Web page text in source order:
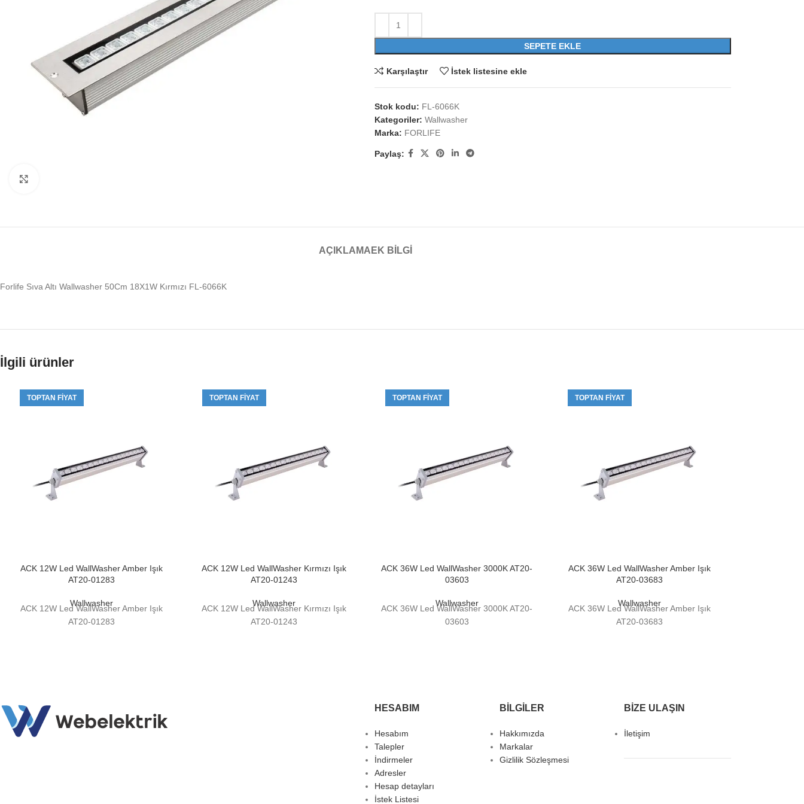
SEPETE EKLE
Karşılaştır İstek listesine ekle
Stok kodu: FL-6066K
Kategoriler: Wallwasher
Marka: FORLIFE
Paylaş:
AÇIKLAMA EK BILGI
Forlife Sıva Altı Wallwasher 50Cm 18X1W Kırmızı FL-6066K
İlgili ürünler
TOPTAN FIYAT
ACK 12W Led WallWasher Amber Işık
AT20-01283
Wallwasher
ACK 12W Led WallWasher Amber Işık
AT20-01283
TOPTAN FIYAT
ACK 12W Led WallWasher Kırmızı Işık
AT20-01243
Wallwasher
ACK 12W Led WallWasher Kırmızı Işık
AT20-01243
TOPTAN FIYAT
ACK 36W Led WallWasher 3000K AT20-
03603
Wallwasher
ACK 36W Led WallWasher 3000K AT20-
03603
TOPTAN FIYAT
ACK 36W Led WallWasher Amber Işık
AT20-03683
Wallwasher
ACK 36W Led WallWasher Amber Işık
AT20-03683
HESABIM
Hesabım
Talepler
İndirmeler
Adresler
Hesap detayları
İstek Listesi
BILGILER
Hakkımızda
Markalar
Gizlilik Sözleşmesi
BIZE ULAŞIN
İletişim